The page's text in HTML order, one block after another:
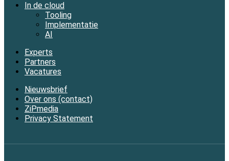
In de cloud
Tooling
Implementatie
AI
Experts
Partners
Vacatures
Nieuwsbrief
Over ons (contact)
ZiPmedia
Privacy Statement